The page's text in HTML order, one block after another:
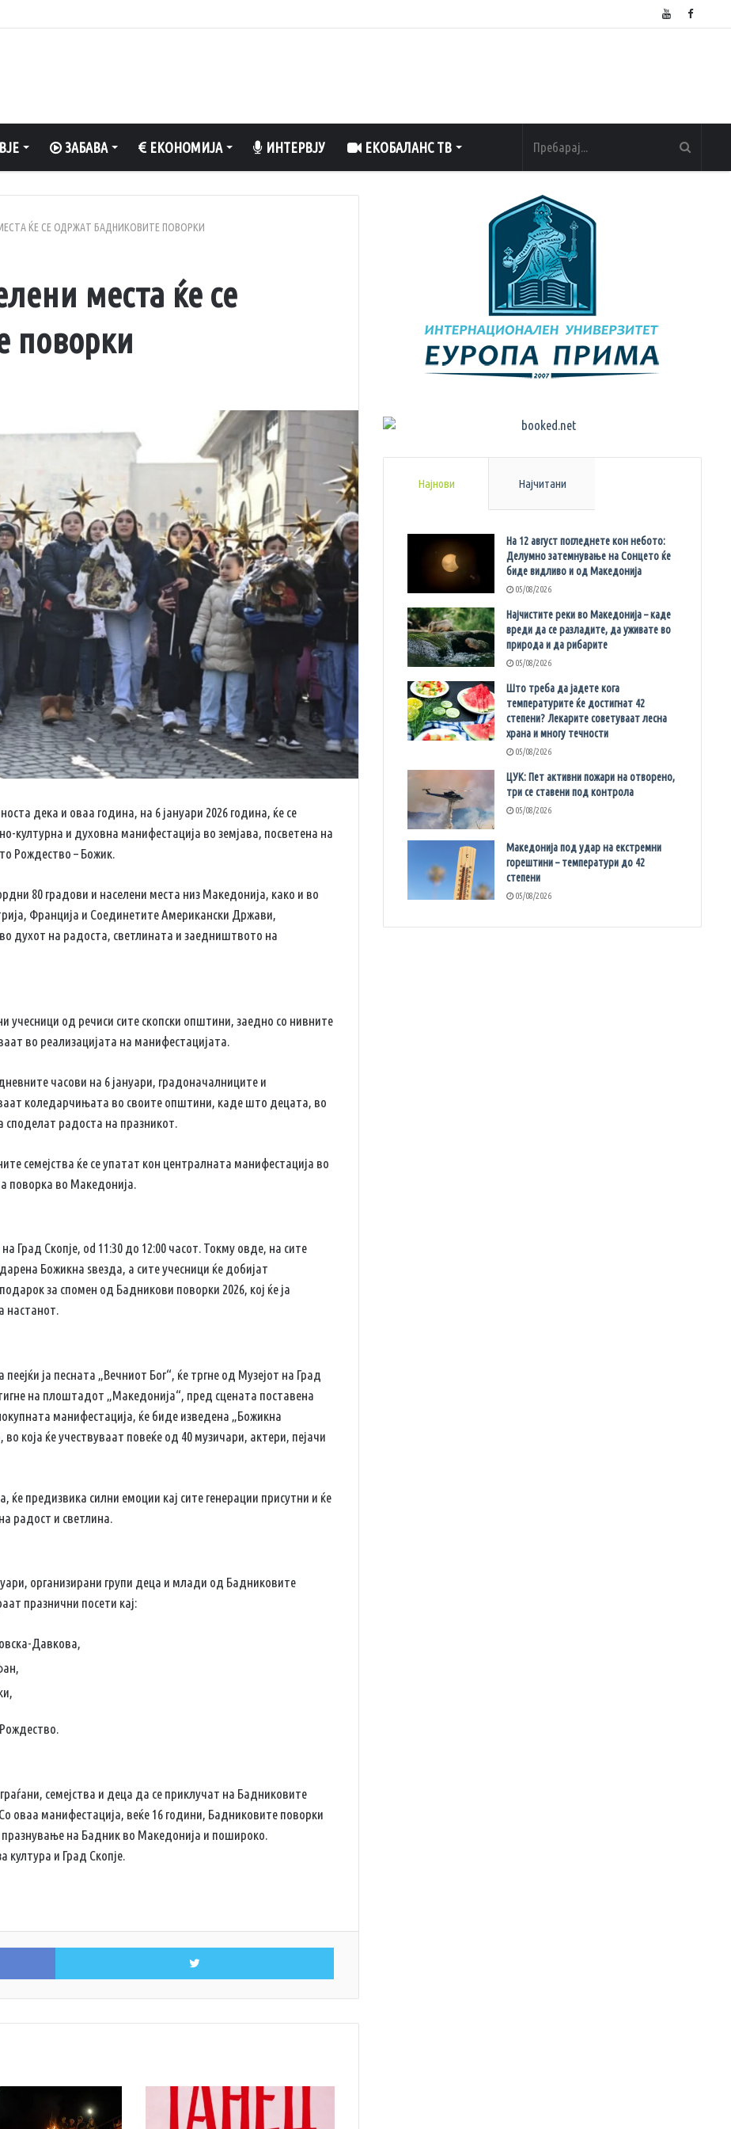
вреди да се разладите, да уживате во природа и да рибарите
ЗАБАВА ЕКОНОМИЈА ИНТЕРВЈУ ЕКОБАЛАНС ТВ
ЌЕ СЕ ОДРЖАТ БАДНИКОВИТЕ ПОВОРКИ
места ќе се
поворки
дека и оваа година, на 6 јануари 2026 година, ќе се
културна и духовна манифестација во земјава, посветена на
Рождество – Божик.
80 градови и населени места низ Македонија, како и во
Франција и Соединетите Американски Држави,
духот на радоста, светлината и заедништвото на
учесници од речиси сите скопски општини, заедно со нивните
во реализацијата на манифестацијата.
часови на 6 јануари, градоначалниците и
коледарчињата во своите општини, каде што децата, во
радоста на празникот.
семејства ќе се упатат кон централната манифестација во
поворка во Македонија.
Град Скопје, od 11:30 до 12:00 часот. Токму овде, на сите
Божикна ѕвезда, а сите учесници ќе добијат
за спомен од Бадникови поворки 2026, кој ќе ја
настанот.
ја песната „Вечниот Бог“, ќе тргне од Музејот на Град
на плоштадот „Македонија“, пред сцената поставена
манифестација, ќе биде изведена „Божикна
која ќе учествуваат повеќе од 40 музичари, актери, пејачи
предизвика силни емоции кај сите генерации присутни и ќе
радост и светлина.
организирани групи деца и млади од Бадниковите
празнични посети кај:
Давкова,
семејства и деца да се приклучат на Бадниковите
оваа манифестација, веќе 16 години, Бадниковите поворки
на Бадник во Македонија и пошироко.
и Град Скопје.
Facebook Twitter
Најнови Најчитани
На 12 август погледнете кон небото:
Делумно затемнување на Сонцето ќе
биде видливо и од Македонија
05/08/2026
Најчистите реки во Македонија – каде
вреди да се разладите, да уживате во
природа и да рибарите
05/08/2026
Што треба да јадете кога
температурите ќе достигнат 42
степени? Лекарите советуваат лесна
храна и многу течности
05/08/2026
ЦУК: Пет активни пожари на отворено,
три се ставени под контрола
05/08/2026
Македонија под удар на екстремни
горештини – температури до 42
степени
05/08/2026